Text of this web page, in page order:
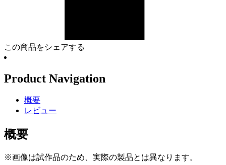
この商品をシェアする
Product Navigation
概要
レビュー
概要
※画像は試作品のため、実際の製品とは異なります。